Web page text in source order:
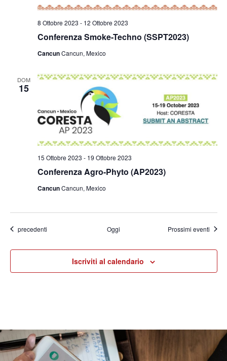
Conferenza Smoke-Techno (SSPT2023)
8 Ottobre 2023 - 12 Ottobre 2023
CancunCancun, Mexico
DOM
15
Conferenza Agro-Phyto (AP2023)
15 Ottobre 2023 - 19 Ottobre 2023
CancunCancun, Mexico
Eventi
precedenti Oggi Prossimi eventi
Iscriviti al calendario